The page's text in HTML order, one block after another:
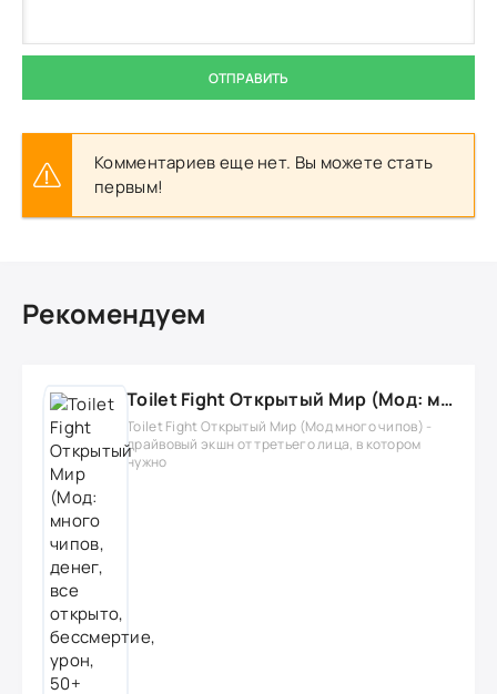
ОТПРАВИТЬ
Комментариев еще нет. Вы можете стать
первым!
Рекомендуем
Toilet Fight Открытый Мир (Мод: много чипов, денег, все открыто, бессмертие, урон, 50+ читов)
Toilet Fight Открытый Мир (Мод много чипов) -
драйвовый экшн от третьего лица, в котором
нужно